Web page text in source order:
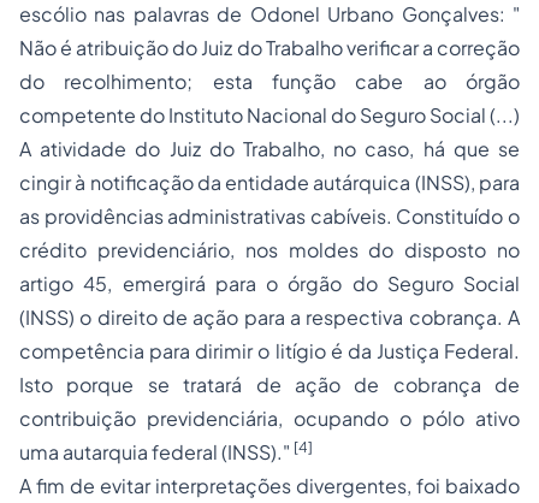
escólio nas palavras de Odonel Urbano Gonçalves: "
Não é atribuição do Juiz do Trabalho verificar a correção
do recolhimento; esta função cabe ao órgão
competente do Instituto Nacional doSeguroSocial (...)
A atividade do Juiz do Trabalho, no caso, há que se
cingir à notificação da entidade autárquica (INSS), para
as providências administrativas cabíveis. Constituído o
crédito previdenciário, nos moldes do disposto no
artigo 45, emergirá para o órgão do Seguro Social
(INSS) o direito de ação para a respectiva cobrança. A
competência para dirimir o litígio é da Justiça Federal.
Isto porque se tratará de ação de cobrança de
contribuição previdenciária, ocupando o pólo ativo
uma autarquia federal (INSS)." [4]
A fim de evitar interpretações divergentes, foi baixado